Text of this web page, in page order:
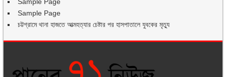
Sample Page
Sample Page
চট্টগ্রামে থানা হাজতে আত্মহত্যার চেষ্টার পর হাসপাতালে যুবকের মৃত্যু